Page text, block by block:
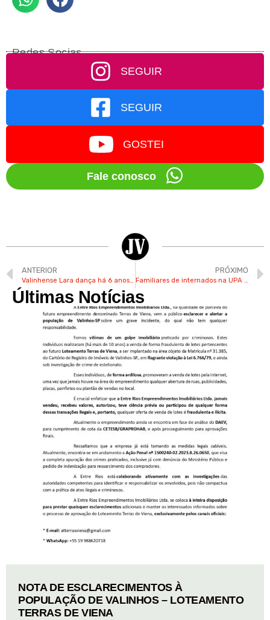
Redes Socias
SEGUIR
SEGUIR
GOSTEI
Fale conosco
ANTERIOR
Valinhense Lara dança há 6 anos e fez participação no Domingão
PRÓXIMO
Familiares de internados na UPA de Valinhos são alvos de golpistas
Últimas Notícias
NOTA DE ESCLARECIMENTOS À
POPULAÇÃO DE VALINHOS – LOTEAMENTO
TERRAS DE VIENA